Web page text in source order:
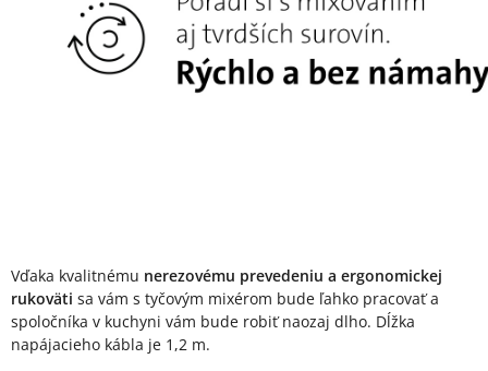
Vďaka kvalitnému nerezovému prevedeniu a ergonomickej
rukoväti sa vám s tyčovým mixérom bude ľahko pracovať a
spoločníka v kuchyni vám bude robiť naozaj dlho. Dĺžka
napájacieho kábla je 1,2 m.